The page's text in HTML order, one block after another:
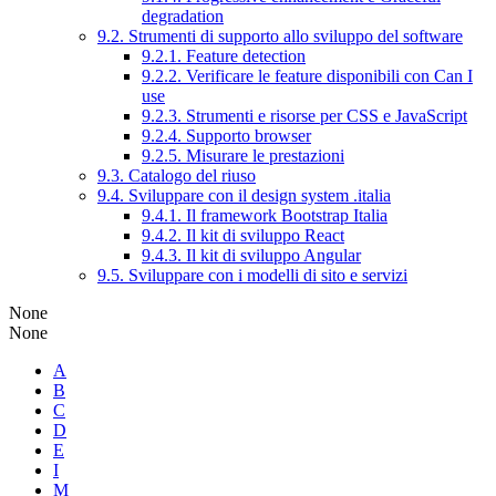
degradation
9.2. Strumenti di supporto allo sviluppo del software
9.2.1. Feature detection
9.2.2. Verificare le feature disponibili con Can I
use
9.2.3. Strumenti e risorse per CSS e JavaScript
9.2.4. Supporto browser
9.2.5. Misurare le prestazioni
9.3. Catalogo del riuso
9.4. Sviluppare con il design system .italia
9.4.1. Il framework Bootstrap Italia
9.4.2. Il kit di sviluppo React
9.4.3. Il kit di sviluppo Angular
9.5. Sviluppare con i modelli di sito e servizi
None
None
A
B
C
D
E
I
M